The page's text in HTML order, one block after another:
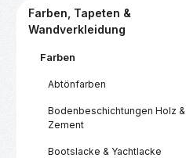
Farben, Tapeten &
Wandverkleidung
Farben
Abtönfarben
Bodenbeschichtungen Holz &
Zement
Bootslacke & Yachtlacke